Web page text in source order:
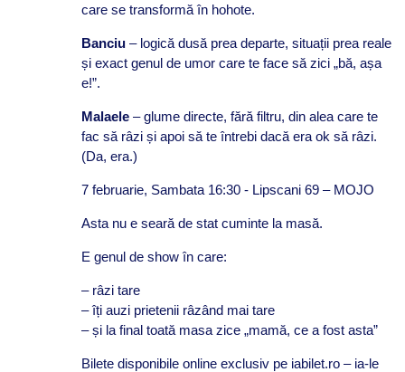
care se transformă în hohote.
Banciu– logică dusă prea departe, situații prea reale
și exact genul de umor care te face să zici „bă, așa
e!”.
Malaele– glume directe, fără filtru, din alea care te
fac să râzi și apoi să te întrebi dacă era ok să râzi.
(Da, era.)
7 februarie, Sambata 16:30 - Lipscani 69 – MOJO
Asta nu e seară de stat cuminte la masă.
E genul de show în care:
– râzi tare
– îți auzi prietenii râzând mai tare
– și la final toată masa zice „mamă, ce a fost asta”
Bilete disponibile online exclusiv pe iabilet.ro – ia-le